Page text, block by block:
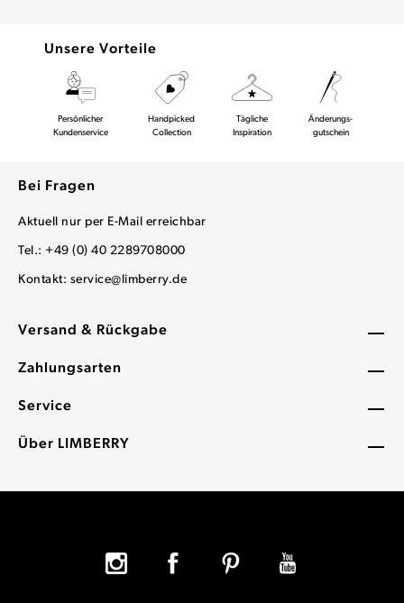
Versand & Rückgabe
Zahlungsarten
Service
Über LIMBERRY
Unsere Vorteile
Persönlicher
Kundenservice
Handpicked
Collection
Tägliche
Inspiration
Änderungs-
gutschein
Bei Fragen
Aktuell nur per E-Mail erreichbar
Tel.: +49 (0) 40 2289708000
Kontakt: service@limberry.de